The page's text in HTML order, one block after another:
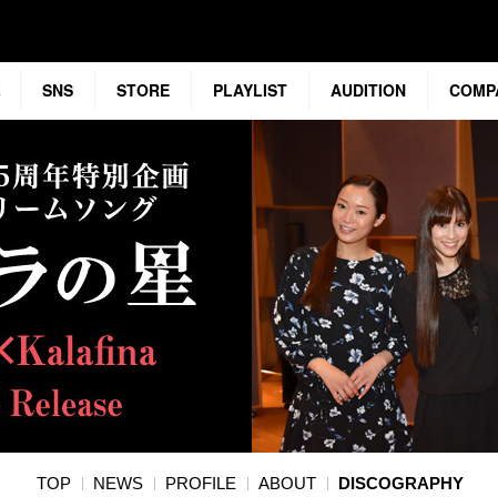
SNS STORE PLAYLIST AUDITION
TOP NEWS PROFILE ABOUT DISCOGRAPHY